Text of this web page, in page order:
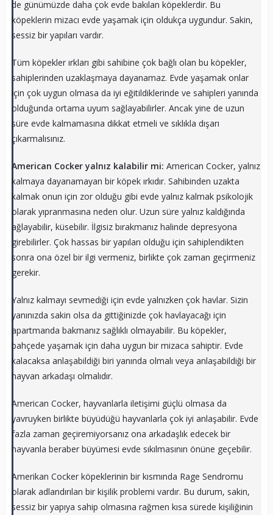
de günümüzde daha çok evde bakılan köpeklerdir. Bu
köpeklerin mizacı evde yaşamak için oldukça uygundur. Sakin,
sessiz bir yapıları vardır.
Tüm köpekler ırkları gibi sahibine çok bağlı olan bu köpekler,
sahiplerinden uzaklaşmaya dayanamaz. Evde yaşamak onlar
için çok uygun olmasa da iyi eğitildiklerinde ve sahipleri yanında
olduğunda ortama uyum sağlayabilirler. Ancak yine de uzun
süre evde kalmamasına dikkat etmeli ve sıklıkla dışarı
çıkarmalısınız.
American Cocker yalnız kalabilir mi: American Cocker, yalnız
kalmaya dayanamayan bir köpek ırkıdır. Sahibinden uzakta
kalmak onun için zor olduğu gibi evde yalnız kalmak psikolojik
olarak yıpranmasına neden olur. Uzun süre yalnız kaldığında
ağlayabilir, küsebilir. İlgisiz bırakmanız halinde depresyona
girebilirler. Çok hassas bir yapıları olduğu için sahiplendikten
sonra ona özel bir ilgi vermeniz, birlikte çok zaman geçirmeniz
gerekir.
Yalnız kalmayı sevmediği için evde yalnızken çok havlar. Sizin
yanınızda sakin olsa da gittiğinizde çok havlayacağı için
apartmanda bakmanız sağlıklı olmayabilir. Bu köpekler,
bahçede yaşamak için daha uygun bir mizaca sahiptir. Evde
kalacaksa anlaşabildiği biri yanında olmalı veya anlaşabildiği bir
hayvan arkadaşı olmalıdır.
American Cocker, hayvanlarla iletişimi güçlü olmasa da
yavruyken birlikte büyüdüğü hayvanlarla çok iyi anlaşabilir. Evde
fazla zaman geçiremiyorsanız ona arkadaşlık edecek bir
hayvanla beraber büyümesi evde sıkılmasının önüne geçebilir.
Amerikan Cocker köpeklerinin bir kısmında Rage Sendromu
olarak adlandırılan bir kişilik problemi vardır. Bu durum, sakin,
sessiz bir yapıya sahip olmasına rağmen kısa sürede kişiliğinin